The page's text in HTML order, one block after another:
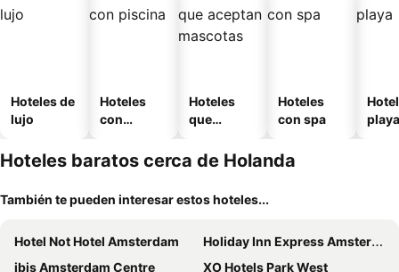
Hoteles de
lujo
Hoteles
con
Hoteles
que
mascotas
Hoteles
con spa
playa
Hoteles baratos cerca de Holanda
También te pueden interesar estos hoteles...
Hotel Not Hotel Amsterdam
Holiday Inn Express Amsterdam - North Riverside By Ihg
ibis Amsterdam Centre
XO Hotels Park West